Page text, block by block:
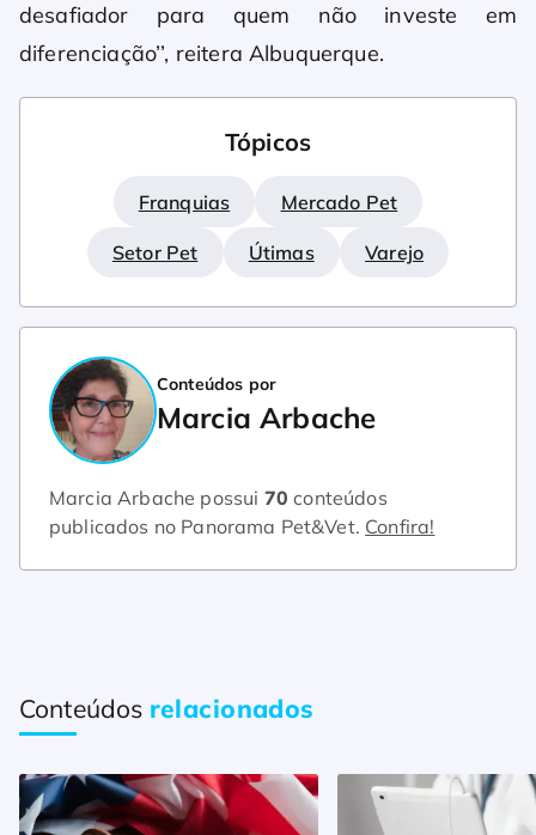
desafiador para quem não investe em
diferenciação’’, reitera Albuquerque.
Tópicos
Franquias Mercado Pet
Setor Pet Útimas Varejo
Conteúdos por
Marcia Arbache
Marcia Arbache possui 70 conteúdos
publicados no Panorama Pet&Vet. Confira!
Conteúdos relacionados